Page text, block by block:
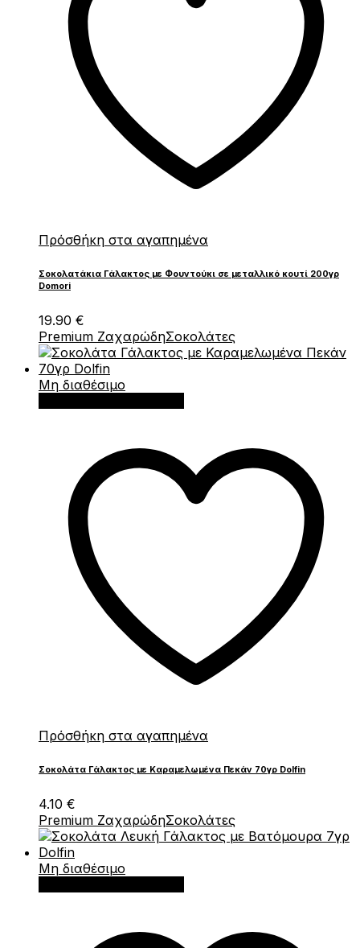
Πρόσθήκη στα αγαπημένα
Σοκολατάκια Γάλακτος με Φουντούκι σε μεταλλικό κουτί 200γρ
Domori
19.90 €
Premium ΖαχαρώδηΣοκολάτες
Μη διαθέσιμο
Πρόσθήκη στα αγαπημένα
Σοκολάτα Γάλακτος με Καραμελωμένα Πεκάν 70γρ Dolfin
4.10 €
Premium ΖαχαρώδηΣοκολάτες
Μη διαθέσιμο